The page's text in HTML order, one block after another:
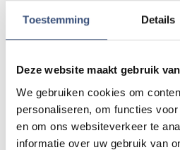
Toestemming Details
Deze website maakt gebruik
We gebruiken cookies om
personaliseren, om functies
en om ons websiteverkeer te
informatie over uw gebruik van
DI
11
Magic Summer
WO
12
Kinderdagen bij
Ouddorp
📍 Ouddorp 🕐10:00